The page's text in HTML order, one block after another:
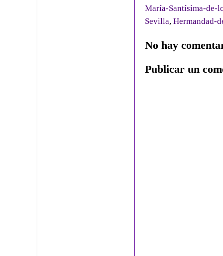
María-Santísima-de-
Sevilla, Hermandad-
No hay
Publicar un